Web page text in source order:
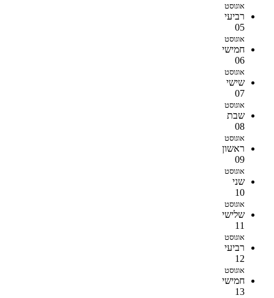
אוגוסט
רביעי
05
אוגוסט
חמישי
06
אוגוסט
שישי
07
אוגוסט
שבת
08
אוגוסט
ראשון
09
אוגוסט
שני
10
אוגוסט
שלישי
11
אוגוסט
רביעי
12
אוגוסט
חמישי
13